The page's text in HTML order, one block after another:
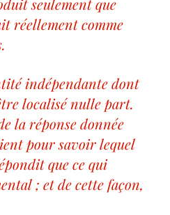
seulement que
réellement comme
indépendante dont
localisé nulle part.
la réponse donnée
pour savoir lequel
que ce qui
; et de cette façon,